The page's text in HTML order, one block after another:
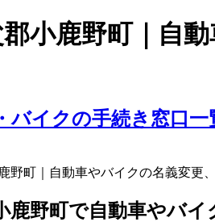
小鹿野町｜自
バイクの手続き窓口一
野町｜自動車やバイクの名義変更
鹿野町で自動車やバ